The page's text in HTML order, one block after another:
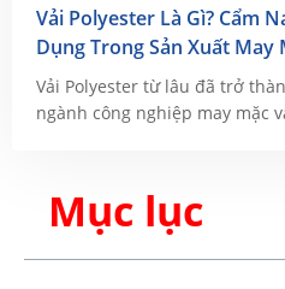
Vải Polyester Là Gì? Cẩm
Dụng Trong Sản Xuất May
Vải Polyester từ lâu đã trở
ngành công nghiệp may mặc
Mục lục